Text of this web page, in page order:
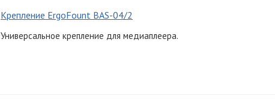
Крепление ErgoFount BAS-04/2
Универсальное крепление для медиаплеера.